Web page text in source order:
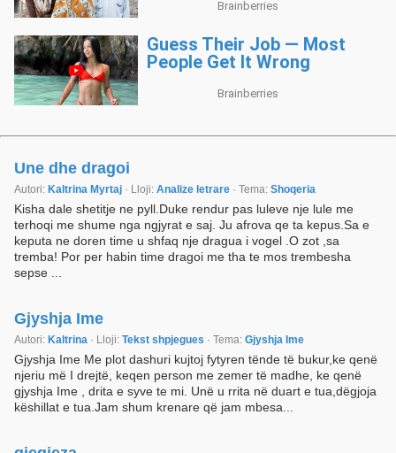
Une dhe dragoi
Autori: Kaltrina Myrtaj · Lloji: Analize letrare · Tema: Shoqeria
Kisha dale shetitje ne pyll.Duke rendur pas luleve nje lule me
terhoqi me shume nga ngjyrat e saj. Ju afrova qe ta kepus.Sa e
keputa ne doren time u shfaq nje dragua i vogel .O zot ,sa
tremba! Por per habin time dragoi me tha te mos trembesha
sepse ...
Gjyshja Ime
Autori: Kaltrina · Lloji: Tekst shpjegues · Tema: Gjyshja Ime
Gjyshja Ime Me plot dashuri kujtoj fytyren tënde të bukur,ke qenë
njeriu më I drejtë, keqen person me zemer të madhe, ke qenë
gjyshja Ime , drita e syve te mi. Unë u rrita në duart e tua,dëgjoja
këshillat e tua.Jam shum krenare që jam mbesa...